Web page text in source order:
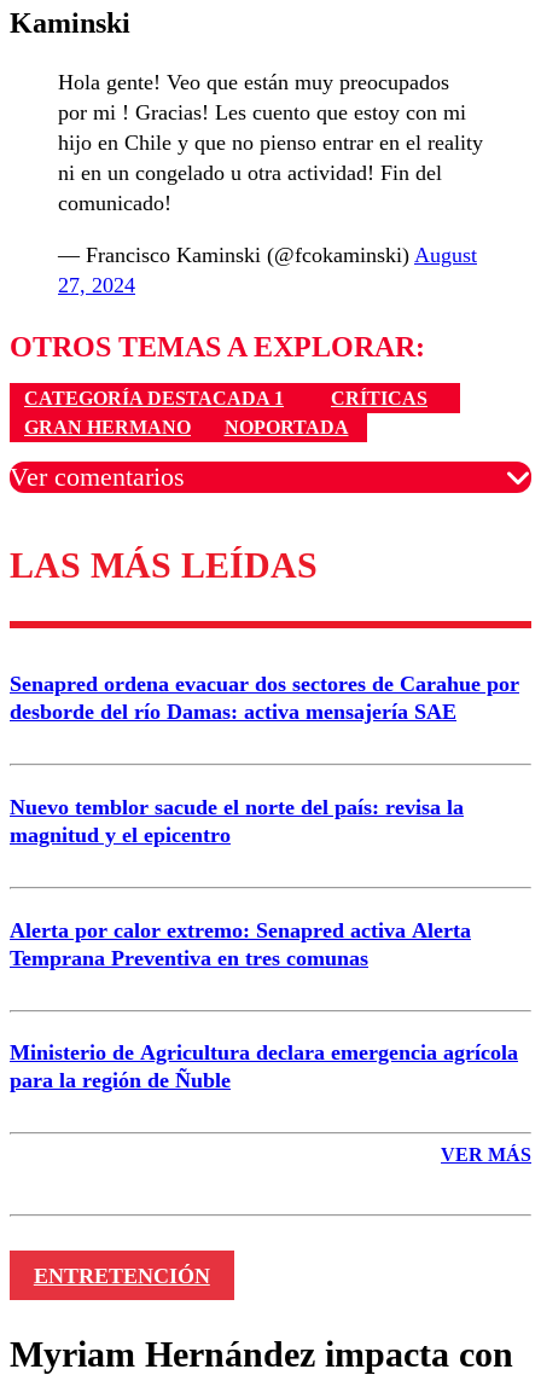
Kaminski
Hola gente! Veo que están muy preocupados
por mi ! Gracias! Les cuento que estoy con mi
hijo en Chile y que no pienso entrar en el reality
ni en un congelado u otra actividad! Fin del
comunicado!
— Francisco Kaminski (@fcokaminski) August
27, 2024
OTROS TEMAS A EXPLORAR:
CATEGORÍA DESTACADA 1
CRÍTICAS
GRAN HERMANO
NOPORTADA
Ver comentarios
Los comentarios son moderados para garantizar un
diálogo respetuoso.
Correo
LAS MÁS LEÍDAS
Senapred ordena evacuar dos sectores de Carahue por
desborde del río Damas: activa mensajería SAE
Nuevo temblor sacude el norte del país: revisa la
magnitud y el epicentro
Alerta por calor extremo: Senapred activa Alerta
Temprana Preventiva en tres comunas
Ministerio de Agricultura declara emergencia agrícola
para la región de Ñuble
VER MÁS
ENTRETENCIÓN
Myriam Hernández impacta con